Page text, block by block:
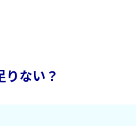
りない？